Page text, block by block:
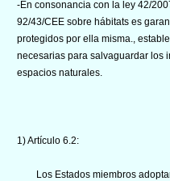
-En consonancia con la ley 42/
92/43/CEE sobre hábitats es
protegidos por ella misma.,
necesarias para salvaguardar los
espacios naturales.
1) Artículo 6.2:
Los Estados miembros